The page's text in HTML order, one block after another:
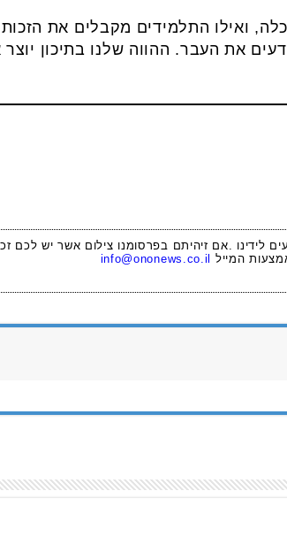
ואילו התלמידים מקבלים את
את העבר. ההווה שלנו בתיכון
לידינו .אם זיהיתם בפרסומנו צילום אשר יש לכם
המייל
info@ononews.co.il